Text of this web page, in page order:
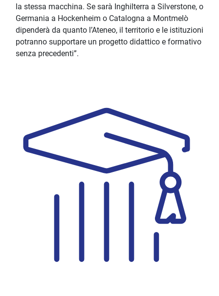
la stessa macchina. Se sarà Inghilterra a Silverstone, o
Germania a Hockenheim o Catalogna a Montmelò
dipenderà da quanto l’Ateneo, il territorio e le istituzioni
potranno supportare un progetto didattico e formativo
senza precedenti”.